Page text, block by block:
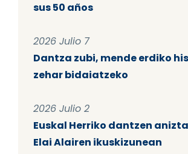
sus 50 años
2026 Julio 7
Dantza zubi, mende erdiko
zehar bidaiatzeko
2026 Julio 2
Euskal Herriko dantzen
Elai Alairen ikuskizunean